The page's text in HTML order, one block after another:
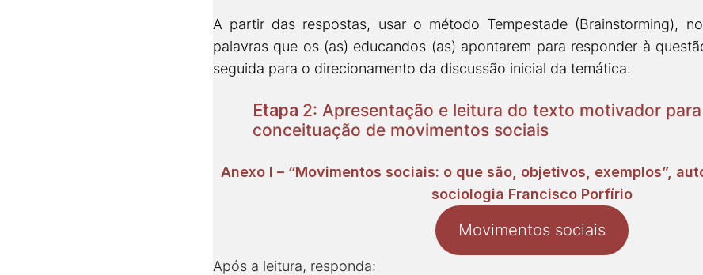
A partir das respostas, usar o método Tempestade (Brainstorming),
palavras que os (as) educandos (as) apontarem para responder à
seguida para o direcionamento da discussão inicial da temática.
Etapa 2: Apresentação e leitura do texto motivador para
conceituação de movimentos sociais
Anexo I – “Movimentos sociais: o que são, objetivos, exemplos”,
sociologia Francisco Porfírio
Movimentos sociais
Após a leitura, responda: